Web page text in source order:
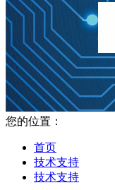
您的位置：
首页
技术支持
技术支持